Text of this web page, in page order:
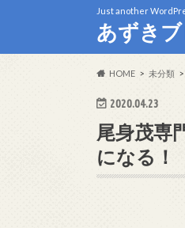
Just another
あずき
HOME 未分類
2020.04.23
尾身茂専
になる！